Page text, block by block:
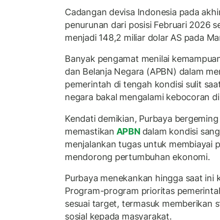
Cadangan devisa Indonesia pada
penurunan dari posisi Februari 2026
menjadi 148,2 miliar dolar AS pada
Banyak pengamat menilai
dan Belanja Negara (APBN) dalam
pemerintah di tengah kondisi sulit
negara bakal mengalami kebocoran
Kendati demikian, Purbaya
memastikan APBN dalam kondisi
menjalankan tugas untuk membiayai
mendorong pertumbuhan ekonomi.
Purbaya menekankan hingga saat ini
Program-program prioritas
sesuai target, termasuk memberikan
sosial kepada masyarakat.